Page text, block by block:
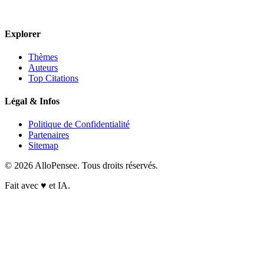
Explorer
Thèmes
Auteurs
Top Citations
Légal & Infos
Politique de Confidentialité
Partenaires
Sitemap
© 2026 AlloPensee. Tous droits réservés.
Fait avec ♥ et IA.